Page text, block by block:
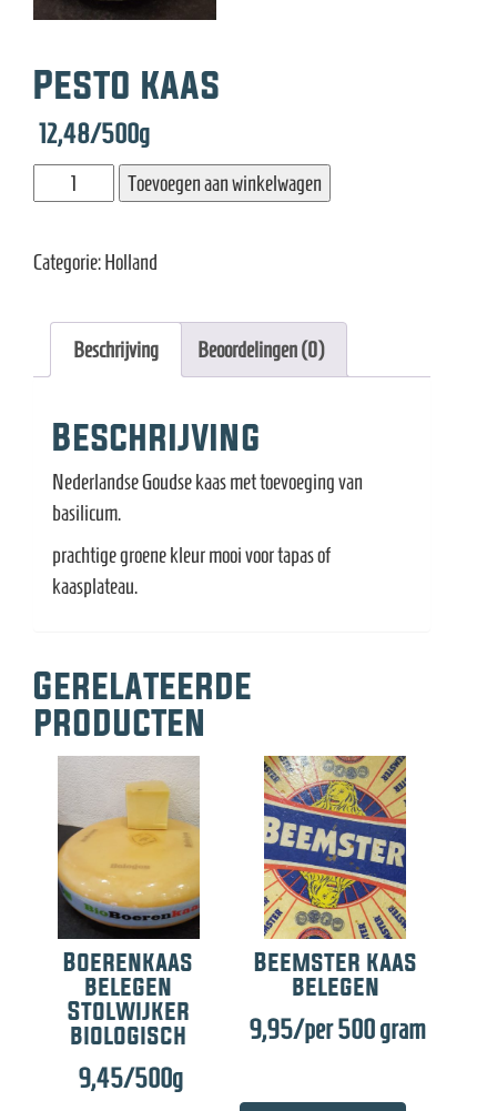
Pesto kaas
12,48/500g
kaas
Toevoegen aan winkelwagen
Categorie:Holland
Beschrijving Beoordelingen (0)
Beschrijving
Nederlandse Goudse kaas met toevoeging van
basilicum.
prachtige groene kleur mooi voor tapas of
kaasplateau.
Gerelateerde
producten
Boerenkaas
belegen
Stolwijker
biologisch
9,45/500g
Beemster kaas
belegen
9,95/per 500 gram